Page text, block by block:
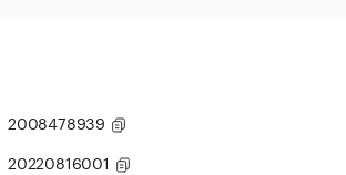
2008478939
20220816001